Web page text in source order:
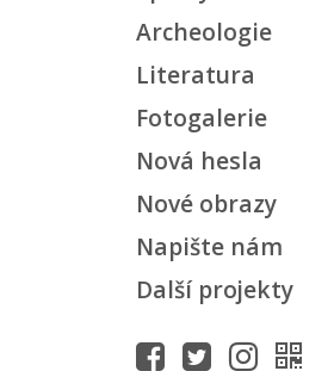
Archeologie
Literatura
Fotogalerie
Nová hesla
Nové obrazy
Napište nám
Další projekty